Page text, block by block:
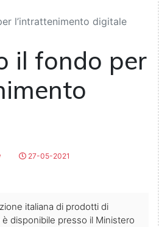
l’intrattenimento digitale
il fondo per
27-05-2021
italiana di prodotti di
disponibile presso il Ministero